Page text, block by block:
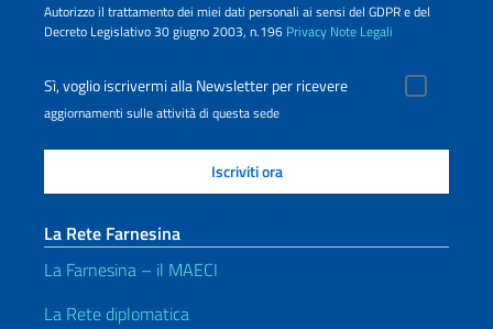
Autorizzo il trattamento dei miei dati personali ai sensi del GDPR e del
Decreto Legislativo 30 giugno 2003, n.196 Privacy Note Legali
Sì, voglio iscrivermi alla Newsletter per ricevere
aggiornamenti sulle attività di questa sede
La Rete Farnesina
La Farnesina – il MAECI
La Rete diplomatica